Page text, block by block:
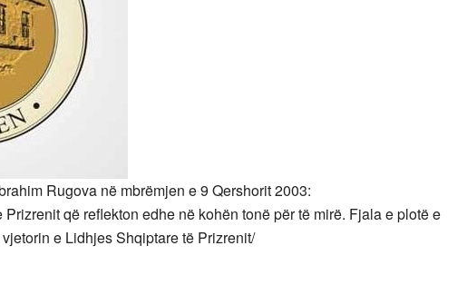
Rugova në mbrëmjen e 9 Qershorit 2003:
që reflekton edhe në kohën tonë për të mirë. Fjala e plotë e
e Lidhjes Shqiptare të Prizrenit/